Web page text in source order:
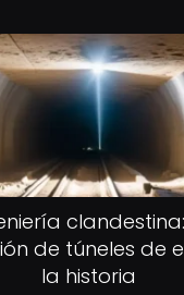
de túneles de
la historia